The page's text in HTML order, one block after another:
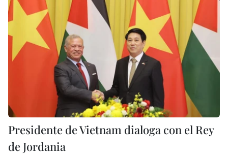
Presidente de Vietnam dialoga con el Rey
de Jordania